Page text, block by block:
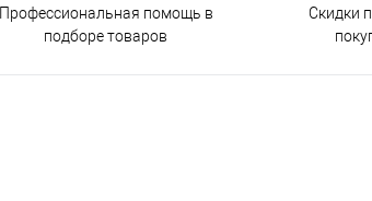
Профессиональная помощь в
подборе товаров
Скидки